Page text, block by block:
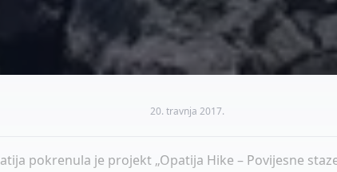
20. travnja 2017.
pokrenula je projekt „Opatija Hike – Povijesne